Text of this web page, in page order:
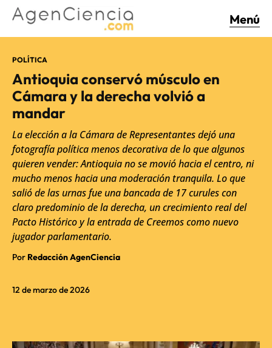
Menú
12 de marzo de 2026
POLÍTICA
Antioquia conservó músculo en
Cámara y la derecha volvió a
mandar
La elección a la Cámara de Representantes dejó una
fotografía política menos decorativa de lo que algunos
quieren vender: Antioquia no se movió hacia el centro, ni
mucho menos hacia una moderación tranquila. Lo que
salió de las urnas fue una bancada de 17 curules con
claro predominio de la derecha, un crecimiento real del
Pacto Histórico y la entrada de Creemos como nuevo
jugador parlamentario.
Por Redacción AgenCiencia